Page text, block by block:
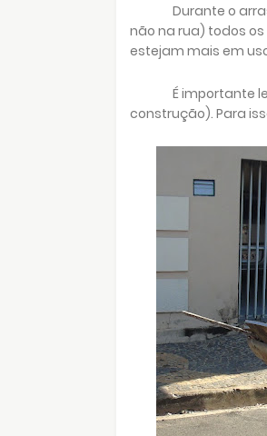
Durante o
não na rua) todos
estejam mais em
É importante
construção). Para